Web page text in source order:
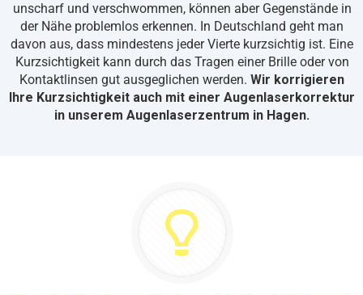
unscharf und verschwommen, können aber Gegenstände in
der Nähe problemlos erkennen. In Deutschland geht man
davon aus, dass mindestens jeder Vierte kurzsichtig ist. Eine
Kurzsichtigkeit kann durch das Tragen einer Brille oder von
Kontaktlinsen gut ausgeglichen werden. Wir korrigieren
Ihre Kurzsichtigkeit auch mit einer Augenlaserkorrektur
in unserem Augenlaserzentrum in Hagen.